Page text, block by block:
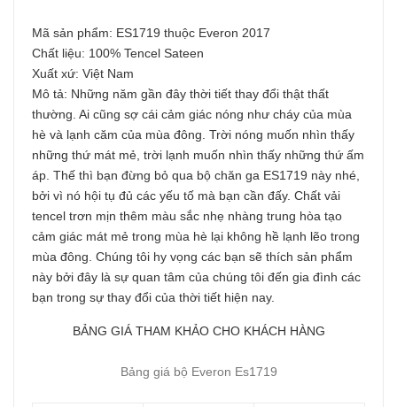
Mã sản phẩm: ES1719 thuộc Everon 2017
Chất liệu: 100% Tencel Sateen
Xuất xứ: Việt Nam
Mô tả: Những năm gần đây thời tiết thay đổi thật thất
thường. Ai cũng sợ cái cảm giác nóng như cháy của mùa
hè và lạnh căm của mùa đông. Trời nóng muốn nhìn thấy
những thứ mát mẻ, trời lạnh muốn nhìn thấy những thứ ấm
áp. Thế thì bạn đừng bỏ qua bộ chăn ga ES1719 này nhé,
bởi vì nó hội tụ đủ các yếu tố mà bạn cần đấy. Chất vải
tencel trơn mịn thêm màu sắc nhẹ nhàng trung hòa tạo
cảm giác mát mẻ trong mùa hè lại không hề lạnh lẽo trong
mùa đông. Chúng tôi hy vọng các bạn sẽ thích sản phẩm
này bởi đây là sự quan tâm của chúng tôi đến gia đình các
bạn trong sự thay đổi của thời tiết hiện nay.
BẢNG GIÁ THAM KHẢO CHO KHÁCH HÀNG
Bảng giá bộ Everon Es1719